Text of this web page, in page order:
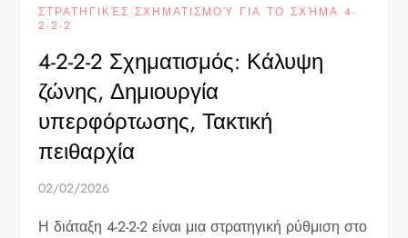
ΣΤΡΑΤΗΓΙΚΈΣ ΣΧΗΜΑΤΙΣΜΟΎ ΓΙΑ ΤΟ ΣΧΉΜΑ 4-
2-2-2
4-2-2-2 Σχηματισμός: Κάλυψη
ζώνης, Δημιουργία
υπερφόρτωσης, Τακτική
πειθαρχία
02/02/2026
Η διάταξη 4-2-2-2 είναι μια στρατηγική ρύθμιση στο